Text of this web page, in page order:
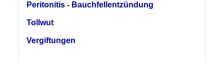
Peritonitis - Bauchfellentzündung
Tollwut
Vergiftungen